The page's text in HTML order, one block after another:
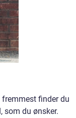
fremmest finder du
som du ønsker.